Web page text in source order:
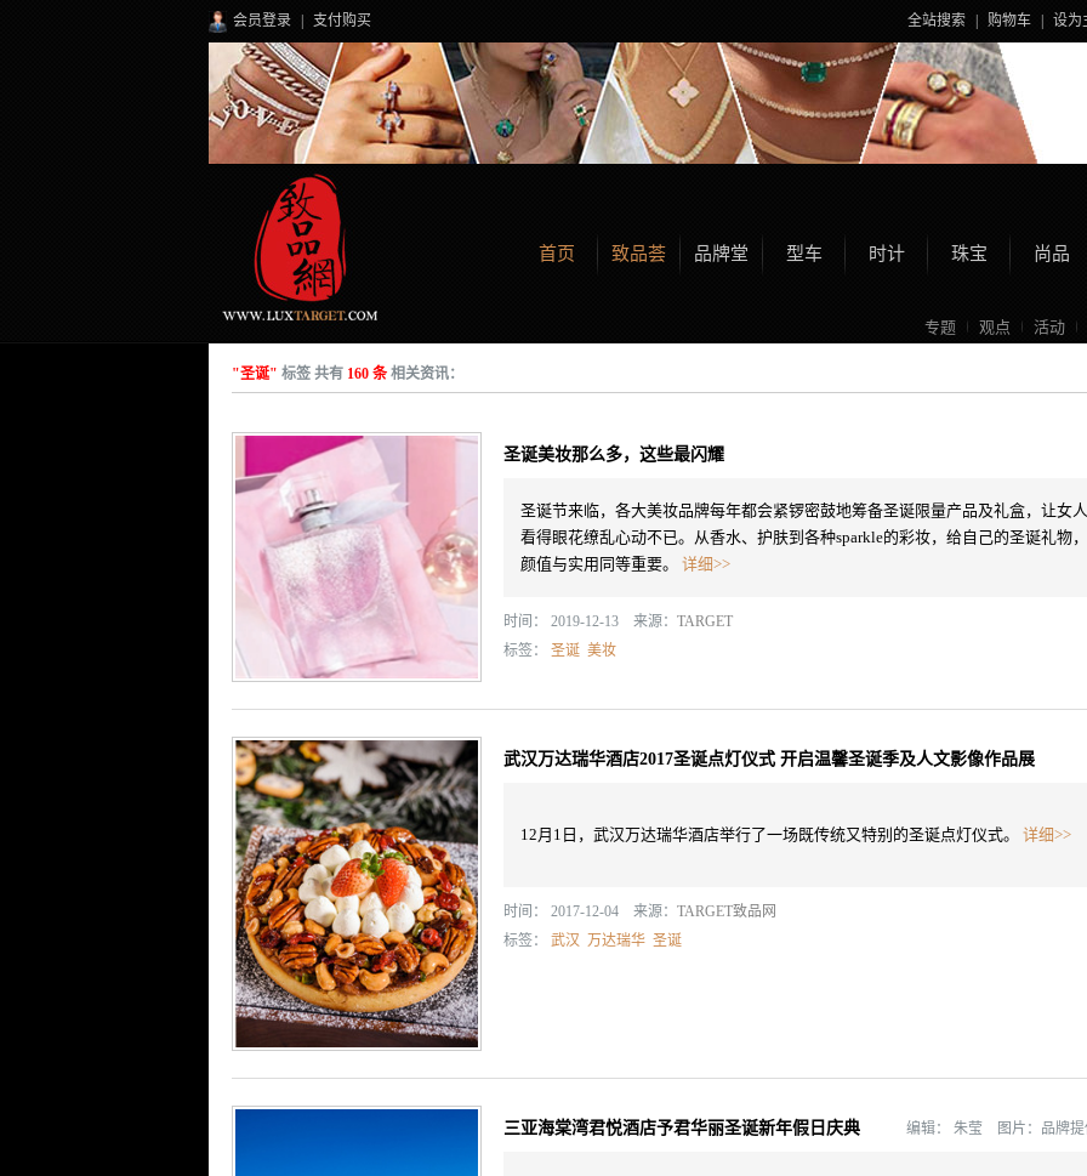
会员登录 支付购买 全站搜索 购物车 设为
首页 致品荟 品牌堂 型车 时计 珠宝 尚品
专题 观点 活动
"圣诞" 标签 共有 160 条相关资讯：
圣诞美妆那么多，这些最闪耀
圣诞节来临，各大美妆品牌每年都会紧锣密鼓地筹备圣诞限量产品及礼盒，让女人
看得眼花缭乱心动不已。从香水、护肤到各种sparkle的彩妆，给自己的圣诞礼物，
颜值与实用同等重要。 详细>>
时间： 2019-12-13 来源： TARGET
标签： 圣诞 美妆
武汉万达瑞华酒店2017圣诞点灯仪式 开启温馨圣诞季及人文影像作品展
12月1日，武汉万达瑞华酒店举行了一场既传统又特别的圣诞点灯仪式。 详细>>
时间： 2017-12-04 来源： TARGET致品网
标签： 武汉 万达瑞华 圣诞
三亚海棠湾君悦酒店予君华丽圣诞新年假日庆典 编辑： 朱莹 图片：品牌提